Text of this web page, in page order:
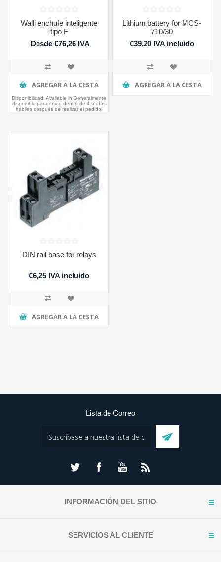
Walli enchufe inteligente
tipo F
Desde €76,26 IVA
AGREGAR A LA CESTA
Disponibilidad: Available in Generalmente
disponible para envío dentro de 4-6 días
hábiles después de realizar el pedido.
Lithium battery for MCS-
710/30
€39,20 IVA incluido
AGREGAR A LA CESTA
DIN rail base for relays
€6,25 IVA incluido
AGREGAR A LA CESTA
Lista de Correo
INFORMACIÓN DEL SITIO
SERVICIOS AL CLIENTE